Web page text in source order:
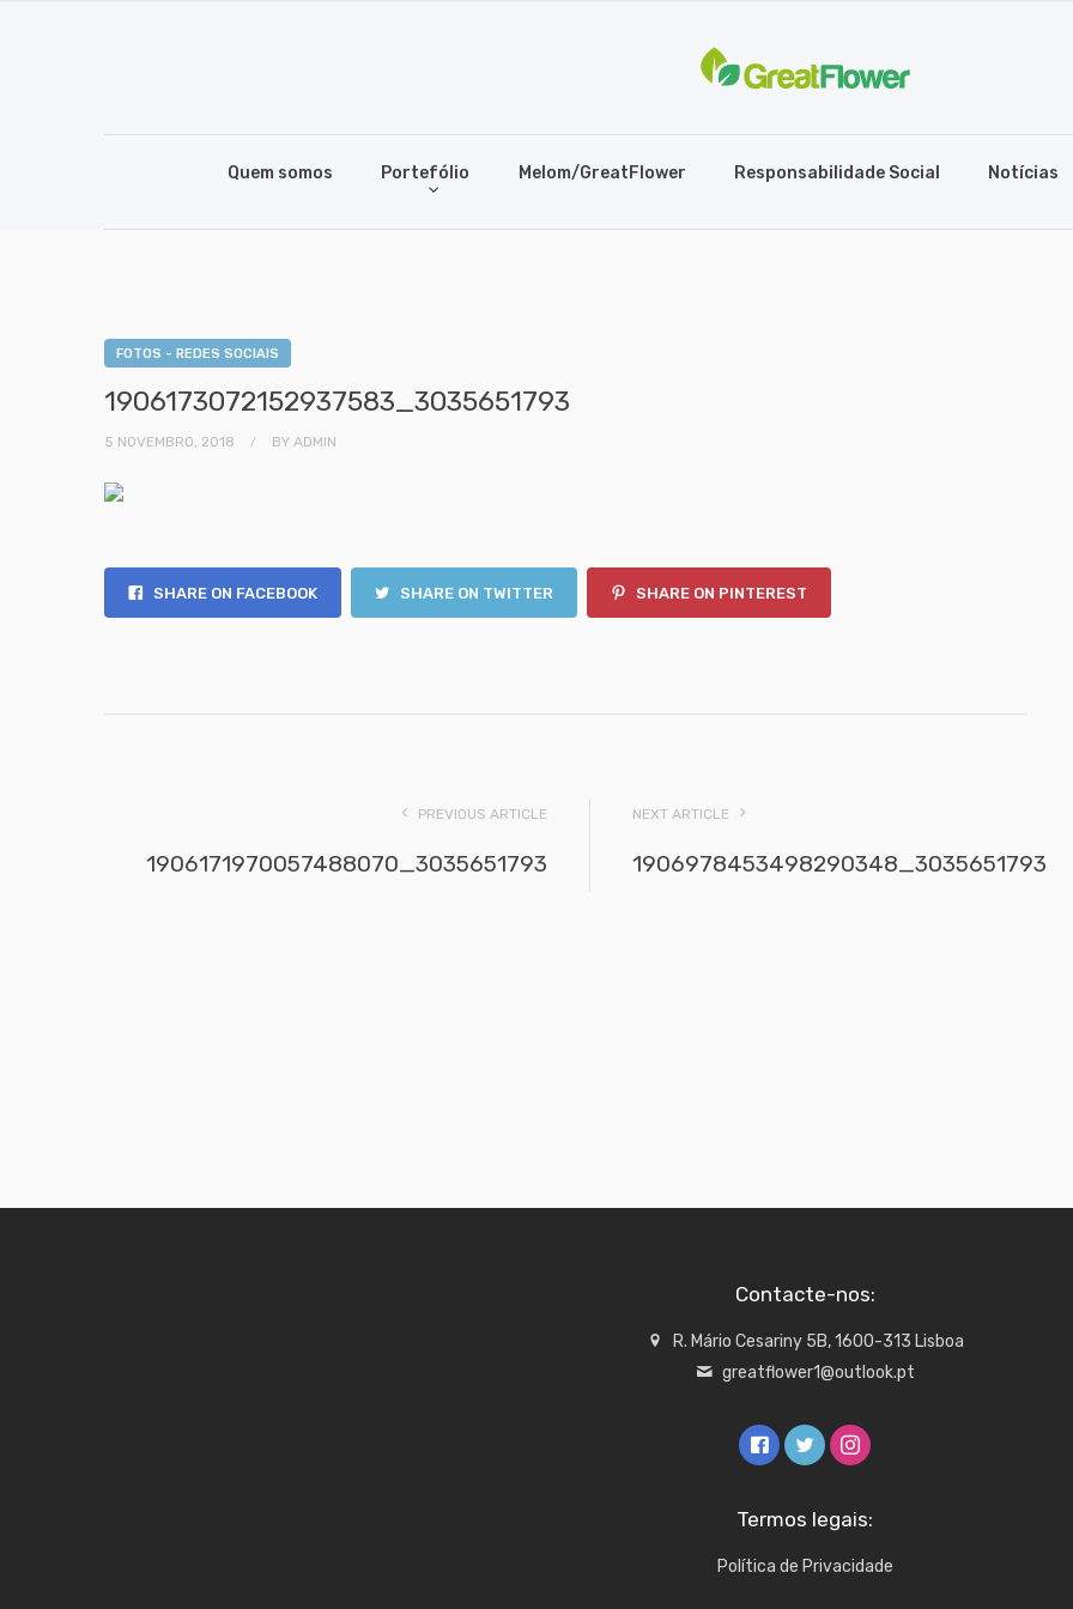
Quem somos Portefólio Melom/GreatFlower Responsabilidade Social Notícias
FOTOS - REDES SOCIAIS
1906173072152937583_3035651793
5 NOVEMBRO, 2018 BY ADMIN
SHARE ON FACEBOOK SHARE ON TWITTER SHARE ON PINTEREST
PREVIOUS ARTICLE
1906171970057488070_3035651793
NEXT ARTICLE
1906978453498290348_3035651793
Contacte-nos:
R. Mário Cesariny 5B, 1600-313 Lisboa
greatflower1@outlook.pt
Termos legais:
Política de Privacidade